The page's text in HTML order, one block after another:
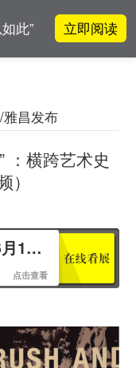
此” 立即阅读
中的
价
昌发布
：横跨艺术史
“笔墨重辉 崔振宽艺术展” 6月11日将在中国美术馆开幕
点击查看